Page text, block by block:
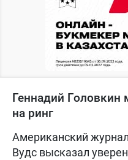
Геннадий Головкин
на ринг
Американский
Вудс высказал